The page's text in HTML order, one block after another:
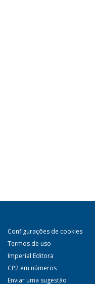
Configurações de cookies
Termos de uso
Imperial Editora
CP2 em números
Enviar uma sugestão